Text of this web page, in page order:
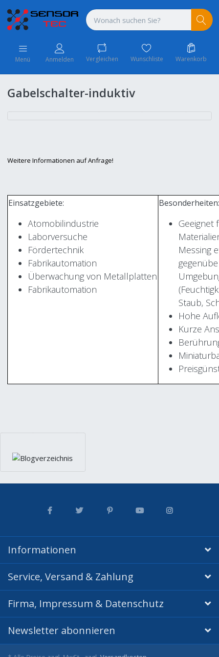
Menü Anmelden Vergleichen Wunschliste Warenkorb
Gabelschalter-induktiv
Weitere Informationen auf Anfrage!
Einsatzgebiete:
Atomobilindustrie
Laborversuche
Fördertechnik
Fabrikautomation
Überwachung von Metallplatten
Fabrikautomation
Besonderheiten:
Geeignet
Messing
Staub,
Hohe
Kurze
Informationen
Service, Versand & Zahlung
Firma, Impressum & Datenschutz
Newsletter abonnieren